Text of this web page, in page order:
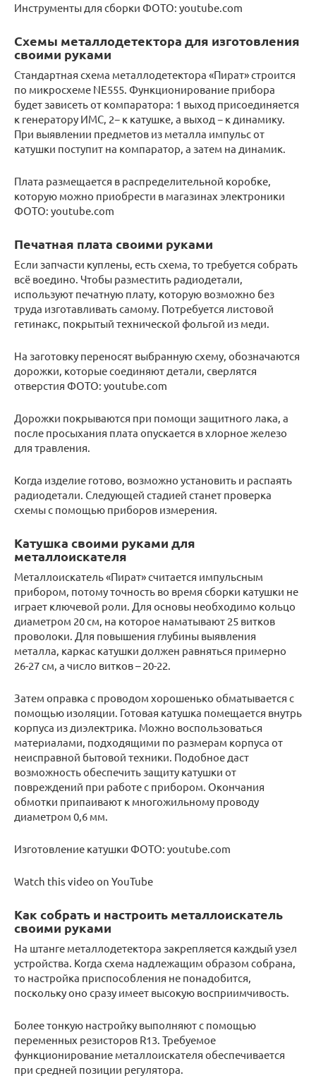
Инструменты для сборки ФОТО: youtube.com
Схемы металлодетектора для изготовления
своими руками
Стандартная схема металлодетектора «Пират» строится
по микросхеме NE555. Функционирование прибора
будет зависеть от компаратора: 1 выход присоединяется
к генератору ИМС, 2− к катушке, а выход − к динамику.
При выявлении предметов из металла импульс от
катушки поступит на компаратор, а затем на динамик.
Плата размещается в распределительной коробке,
которую можно приобрести в магазинах электроники
ФОТО: youtube.com
Печатная плата своими руками
Если запчасти куплены, есть схема, то требуется собрать
всё воедино. Чтобы разместить радиодетали,
используют печатную плату, которую возможно без
труда изготавливать самому. Потребуется листовой
гетинакс, покрытый технической фольгой из меди.
На заготовку переносят выбранную схему, обозначаются
дорожки, которые соединяют детали, сверлятся
отверстия ФОТО: youtube.com
Дорожки покрываются при помощи защитного лака, а
после просыхания плата опускается в хлорное железо
для травления.
Когда изделие готово, возможно установить и распаять
радиодетали. Следующей стадией станет проверка
схемы с помощью приборов измерения.
Катушка своими руками для
металлоискателя
Металлоискатель «Пират» считается импульсным
прибором, потому точность во время сборки катушки не
играет ключевой роли. Для основы необходимо кольцо
диаметром 20 см, на которое наматывают 25 витков
проволоки. Для повышения глубины выявления
металла, каркас катушки должен равняться примерно
26-27 см, а число витков – 20-22.
Затем оправка с проводом хорошенько обматывается с
помощью изоляции. Готовая катушка помещается внутрь
корпуса из диэлектрика. Можно воспользоваться
материалами, подходящими по размерам корпуса от
неисправной бытовой техники. Подобное даст
возможность обеспечить защиту катушки от
повреждений при работе с прибором. Окончания
обмотки припаивают к многожильному проводу
диаметром 0,6 мм.
Изготовление катушки ФОТО: youtube.com
Watch this video on YouTube
Как собрать и настроить металлоискатель
своими руками
На штанге металлодетектора закрепляется каждый узел
устройства. Когда схема надлежащим образом собрана,
то настройка приспособления не понадобится,
поскольку оно сразу имеет высокую восприимчивость.
Более тонкую настройку выполняют с помощью
переменных резисторов R13. Требуемое
функционирование металлоискателя обеспечивается
при средней позиции регулятора.